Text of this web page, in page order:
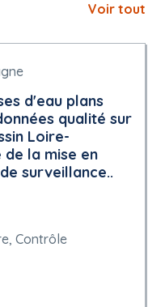
Voir tout
d'eau plans
qualité sur
Loire-
la mise en
surveillance..
Contrôle